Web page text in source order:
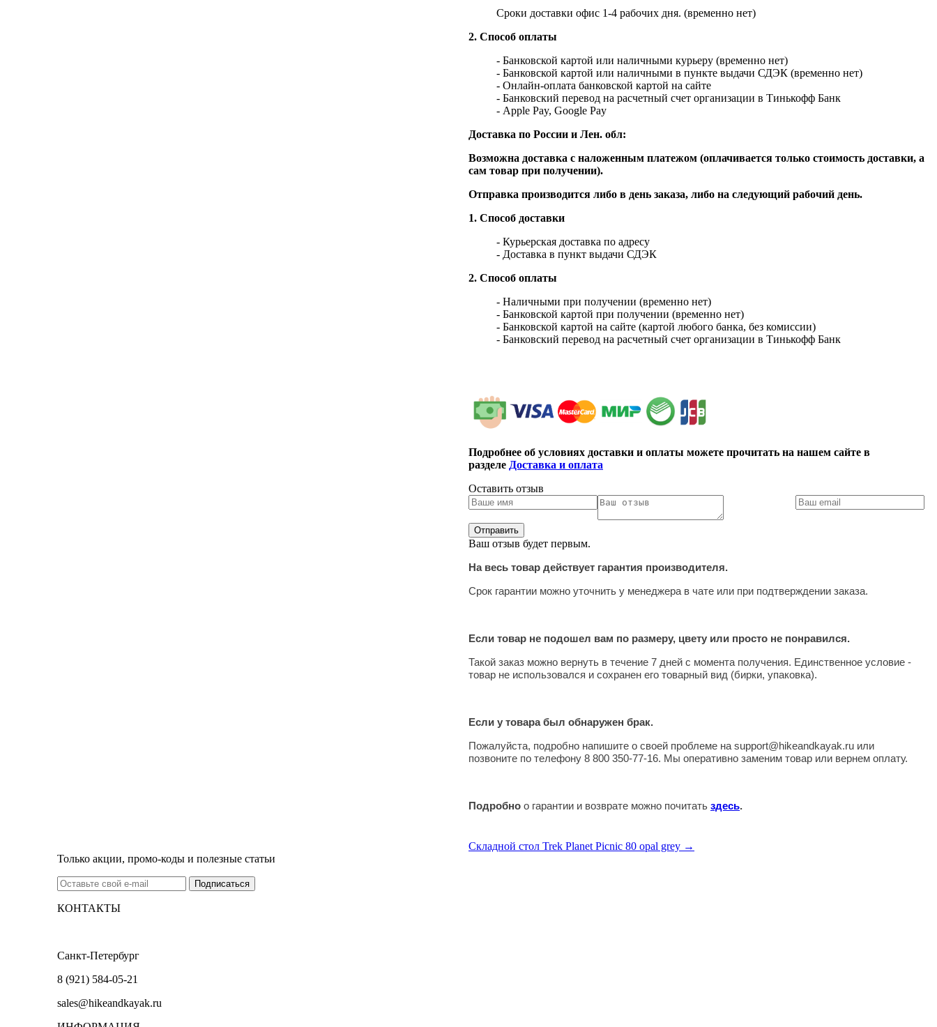
Сроки доставки офис 1-4 рабочих дня. (временно нет)
2. Способ оплаты
- Банковской картой или наличными курьеру (временно нет)
- Банковской картой или наличными в пункте выдачи СДЭК (временно нет)
- Онлайн-оплата банковской картой на сайте
- Банковский перевод на расчетный счет организации в Тинькофф Банк
- Apple Pay, Google Pay
Доставка по России и Лен. обл:
Возможна доставка с наложенным платежом (оплачивается только стоимость доставки, а
сам товар при получении).
Отправка производится либо в день заказа, либо на следующий рабочий день.
1. Способ доставки
- Курьерская доставка по адресу
- Доставка в пункт выдачи СДЭК
2. Способ оплаты
- Наличными при получении (временно нет)
- Банковской картой при получении (временно нет)
- Банковской картой на сайте (картой любого банка, без комиссии)
- Банковский перевод на расчетный счет организации в Тинькофф Банк
Подробнее об условиях доставки и оплаты можете прочитать на нашем сайте в
разделе Доставка и оплата
Оставить отзыв
Ваш отзыв будет первым.
На весь товар действует гарантия производителя.
Срок гарантии можно уточнить у менеджера в чате или при подтверждении заказа.
Если товар не подошел вам по размеру, цвету или просто не понравился.
Такой заказ можно вернуть в течение 7 дней с момента получения. Единственное условие -
товар не использовался и сохранен его товарный вид (бирки, упаковка).
Если у товара был обнаружен брак.
Пожалуйста, подробно напишите о своей проблеме на support@hikeandkayak.ru или
позвоните по телефону 8 800 350-77-16. Мы оперативно заменим товар или вернем оплату.
Подробно о гарантии и возврате можно почитать здесь.
Складной стол Trek Planet Picnic 80 opal grey →
Только акции, промо-коды и полезные статьи
КОНТАКТЫ
Санкт-Петербург
8 (921) 584-05-21
sales@hikeandkayak.ru